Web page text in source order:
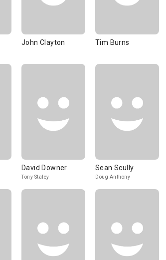
John Clayton Tim Burns
David Downer
Tony Staley
Sean Scully
Doug Anthony